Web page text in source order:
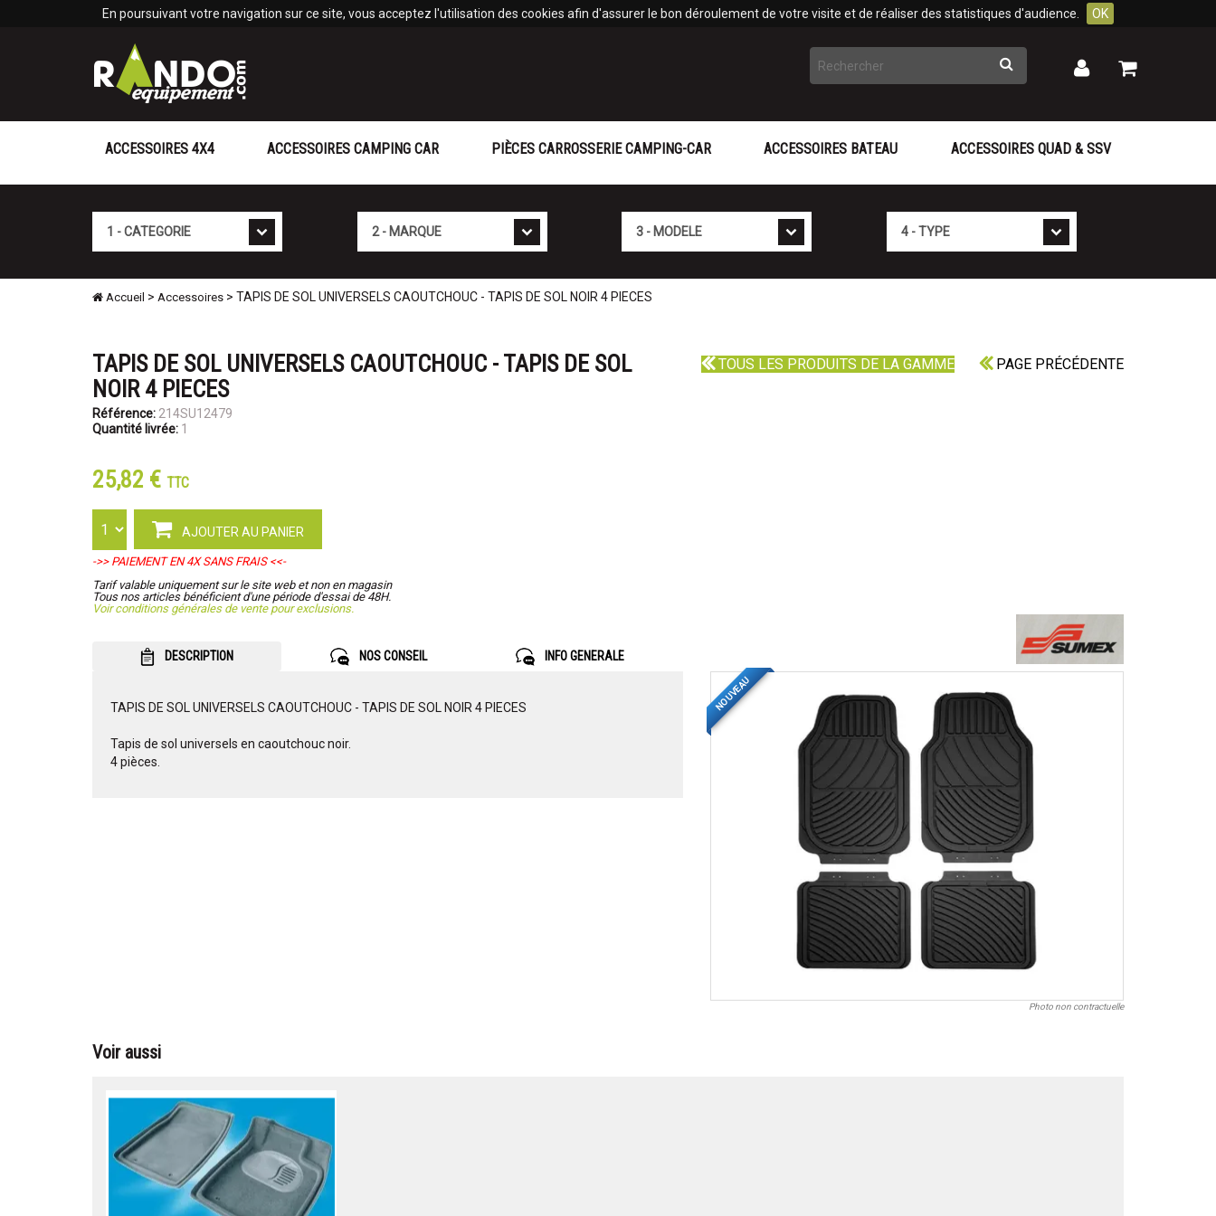
En poursuivant votre navigation sur ce site, vous acceptez l'utilisation des cookies afin d'assurer le bon déroulement de votre visite et de réaliser des statistiques d'audience. OK
Rechercher Mon
Mon
ACCESSOIRES 4X4 ACCESSOIRES CAMPING CAR PIÈCES CARROSSERIE CAMPING-CAR ACCESSOIRES BATEAU ACCESSOIRES QUAD & SSV
Accueil > Accessoires > TAPIS DE SOL UNIVERSELS CAOUTCHOUC - TAPIS DE SOL NOIR 4 PIECES
TOUS LES PRODUITS DE LA GAMME PAGE PRÉCÉDENTE
TAPIS DE SOL UNIVERSELS CAOUTCHOUC - TAPIS DE SOL
NOIR 4 PIECES
Référence: 214SU12479
Quantité livrée: 1
25,82 € TTC
AJOUTER AU PANIER
->> PAIEMENT EN 4X SANS FRAIS <<-
Tarif valable uniquement sur le site web et non en magasin
Tous nos articles bénéficient d'une période d'essai de 48H.
Voir conditions générales de vente pour exclusions.
DESCRIPTION NOS CONSEIL INFO GENERALE
TAPIS DE SOL UNIVERSELS CAOUTCHOUC - TAPIS DE SOL NOIR 4 PIECES
Tapis de sol universels en caoutchouc noir.
4 pièces.
NOUVEAU
Photo non contractuelle
Voir aussi
Panneau de gestion des cookies